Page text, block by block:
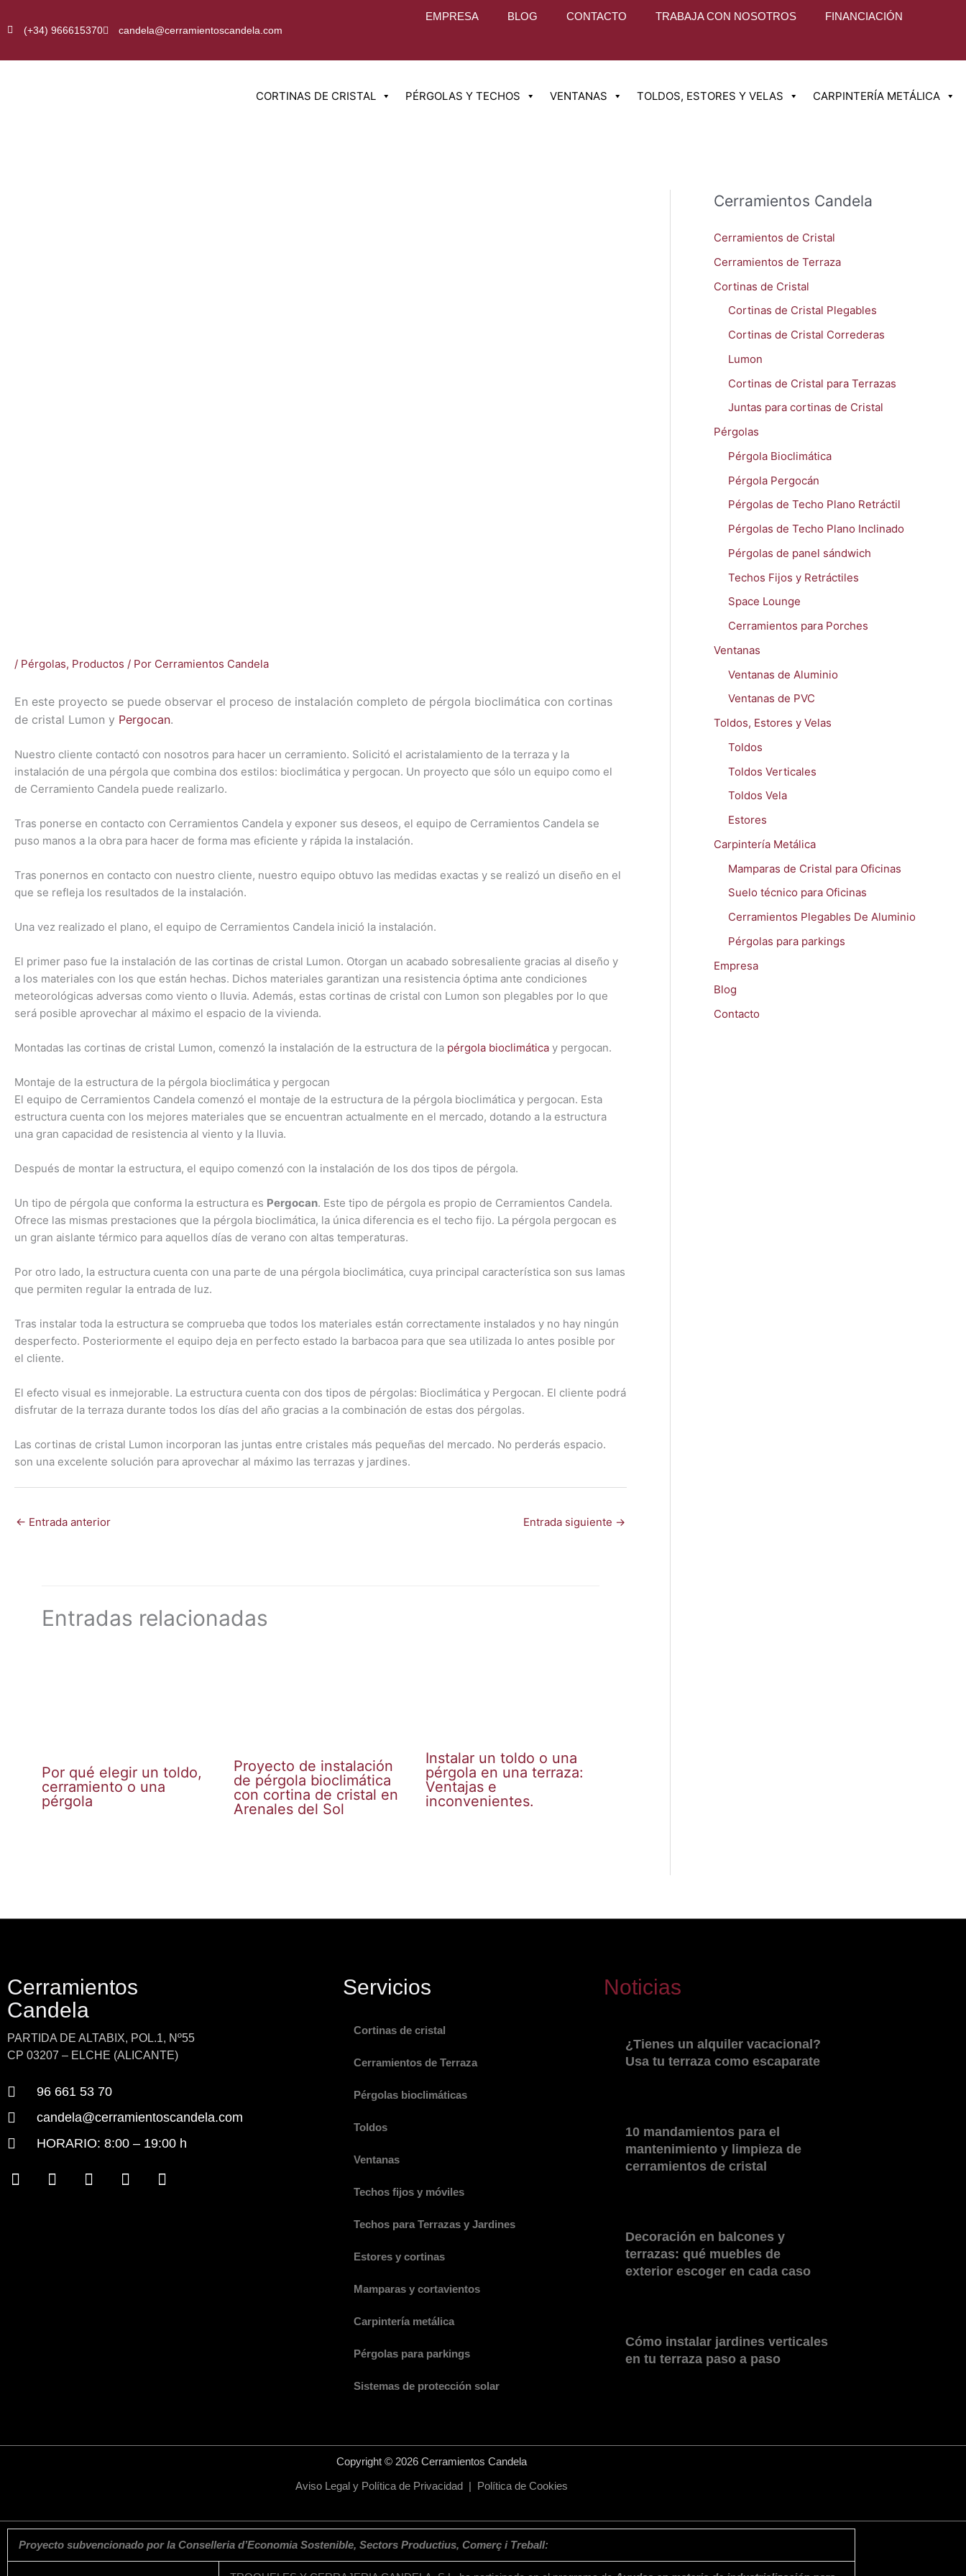
(+34) 966615370 candela@cerramientoscandela.com
EMPRESA BLOG CONTACTO TRABAJA CON NOSOTROS FINANCIACIÓN
CORTINAS DE CRISTAL PÉRGOLAS Y TECHOS VENTANAS TOLDOS, ESTORES Y VELAS CARPINTERÍA METÁLICA
/ Pérgolas, Productos / Por Cerramientos Candela
En este proyecto se puede observar el proceso de instalación completo de pérgola bioclimática con cortinas
de cristal Lumon y Pergocan.
Nuestro cliente contactó con nosotros para hacer un cerramiento. Solicitó el acristalamiento de la terraza y la
instalación de una pérgola que combina dos estilos: bioclimática y pergocan. Un proyecto que sólo un equipo como el
de Cerramiento Candela puede realizarlo.
Tras ponerse en contacto con Cerramientos Candela y exponer sus deseos, el equipo de Cerramientos Candela se
puso manos a la obra para hacer de forma mas eficiente y rápida la instalación.
Tras ponernos en contacto con nuestro cliente, nuestro equipo obtuvo las medidas exactas y se realizó un diseño en el
que se refleja los resultados de la instalación.
Una vez realizado el plano, el equipo de Cerramientos Candela inició la instalación.
El primer paso fue la instalación de las cortinas de cristal Lumon. Otorgan un acabado sobresaliente gracias al diseño y
a los materiales con los que están hechas. Dichos materiales garantizan una resistencia óptima ante condiciones
meteorológicas adversas como viento o lluvia. Además, estas cortinas de cristal con Lumon son plegables por lo que
será posible aprovechar al máximo el espacio de la vivienda.
Montadas las cortinas de cristal Lumon, comenzó la instalación de la estructura de la pérgola bioclimática y pergocan.
Montaje de la estructura de la pérgola bioclimática y pergocan
El equipo de Cerramientos Candela comenzó el montaje de la estructura de la pérgola bioclimática y pergocan. Esta
estructura cuenta con los mejores materiales que se encuentran actualmente en el mercado, dotando a la estructura
una gran capacidad de resistencia al viento y la lluvia.
Después de montar la estructura, el equipo comenzó con la instalación de los dos tipos de pérgola.
Un tipo de pérgola que conforma la estructura es Pergocan. Este tipo de pérgola es propio de Cerramientos Candela.
Ofrece las mismas prestaciones que la pérgola bioclimática, la única diferencia es el techo fijo. La pérgola pergocan es
un gran aislante térmico para aquellos días de verano con altas temperaturas.
Por otro lado, la estructura cuenta con una parte de una pérgola bioclimática, cuya principal característica son sus lamas
que permiten regular la entrada de luz.
Tras instalar toda la estructura se comprueba que todos los materiales están correctamente instalados y no hay ningún
desperfecto. Posteriormente el equipo deja en perfecto estado la barbacoa para que sea utilizada lo antes posible por
el cliente.
El efecto visual es inmejorable. La estructura cuenta con dos tipos de pérgolas: Bioclimática y Pergocan. El cliente podrá
disfrutar de la terraza durante todos los días del año gracias a la combinación de estas dos pérgolas.
Las cortinas de cristal Lumon incorporan las juntas entre cristales más pequeñas del mercado. No perderás espacio.
son una excelente solución para aprovechar al máximo las terrazas y jardines.
← Entrada anterior Entrada siguiente →
Entradas relacionadas
Por qué elegir un toldo,
cerramiento o una
pérgola
Proyecto de instalación
de pérgola bioclimática
con cortina de cristal en
Arenales del Sol
Instalar un toldo o una
pérgola en una terraza:
Ventajas e
inconvenientes.
Cerramientos Candela
Cerramientos de Cristal
Cerramientos de Terraza
Cortinas de Cristal
Cortinas de Cristal Plegables
Cortinas de Cristal Correderas
Lumon
Cortinas de Cristal para Terrazas
Juntas para cortinas de Cristal
Pérgolas
Pérgola Bioclimática
Pérgola Pergocán
Pérgolas de Techo Plano Retráctil
Pérgolas de Techo Plano Inclinado
Pérgolas de panel sándwich
Techos Fijos y Retráctiles
Space Lounge
Cerramientos para Porches
Ventanas
Ventanas de Aluminio
Ventanas de PVC
Toldos, Estores y Velas
Toldos
Toldos Verticales
Toldos Vela
Estores
Carpintería Metálica
Mamparas de Cristal para Oficinas
Suelo técnico para Oficinas
Cerramientos Plegables De Aluminio
Pérgolas para parkings
Empresa
Blog
Contacto
Cerramientos
Candela
PARTIDA DE ALTABIX, POL.1, Nº55
CP 03207 – ELCHE (ALICANTE)
96 661 53 70
candela@cerramientoscandela.com
HORARIO: 8:00 – 19:00 h
a
c
i
n
n
s
o
u
i
n
Servicios
Cortinas de cristal
Cerramientos de Terraza
Pérgolas bioclimáticas
Toldos
Ventanas
Techos fijos y móviles
Techos para Terrazas y Jardines
Estores y cortinas
Mamparas y cortavientos
Carpintería metálica
Pérgolas para parkings
Sistemas de protección solar
Noticias
¿Tienes un alquiler vacacional?
Usa tu terraza como escaparate
10 mandamientos para el
mantenimiento y limpieza de
cerramientos de cristal
Decoración en balcones y
terrazas: qué muebles de
exterior escoger en cada caso
Cómo instalar jardines verticales
en tu terraza paso a paso
Copyright © 2026 Cerramientos Candela
Aviso Legal y Política de Privacidad| Política de Cookies
Proyecto subvencionado por la Conselleria d’Economia Sostenible, Sectors Productius, Comerç i Treball: